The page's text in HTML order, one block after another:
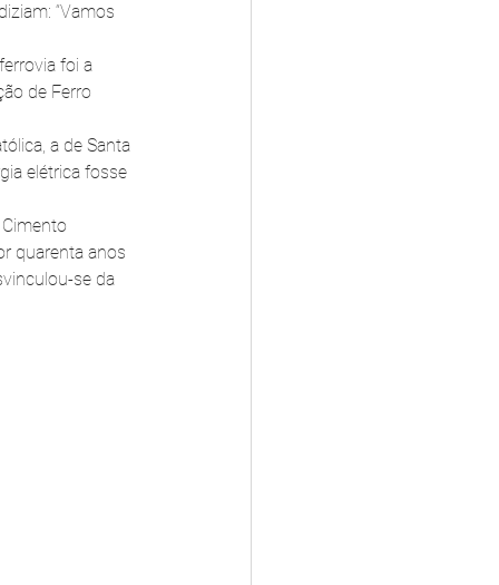
“Vamos
foi a
de Ferro
a de Santa
elétrica fosse
quarenta anos
se da